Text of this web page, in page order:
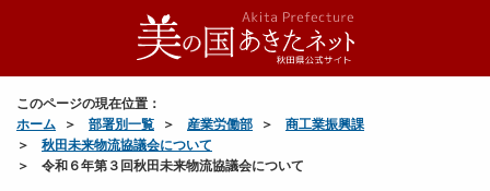
このページの現在位置：
ホーム
部署別一覧 産業労働部
商工業振興課
秋田未来物流協議会について
令和６年第３回秋田未来物流協議会について